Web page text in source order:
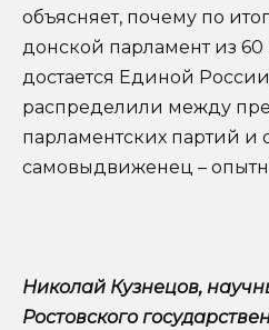
объясняет, почему по
донской парламент из 60
достается Единой
распределили между
парламентских партий и
самовыдвиженец –
Николай Кузнецов,
Ростовского